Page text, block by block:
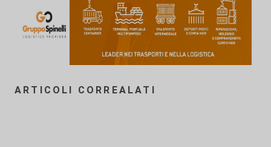
ARTICOLI CORREALATI